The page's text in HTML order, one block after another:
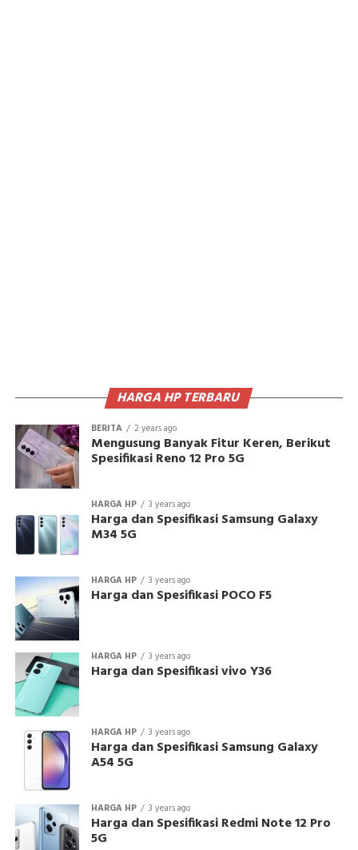
HARGA HP TERBARU
BERITA 2 years ago
Mengusung Banyak Fitur Keren, Berikut
Spesifikasi Reno 12 Pro 5G
HARGA HP 3 years ago
Harga dan Spesifikasi Samsung Galaxy
M34 5G
HARGA HP 3 years ago
Harga dan Spesifikasi POCO F5
HARGA HP 3 years ago
Harga dan Spesifikasi vivo Y36
HARGA HP 3 years ago
Harga dan Spesifikasi Samsung Galaxy
A54 5G
HARGA HP 3 years ago
Harga dan Spesifikasi Redmi Note 12 Pro
5G